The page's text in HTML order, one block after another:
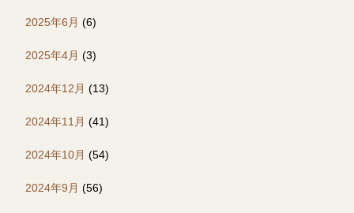
2025年6月 (6)
2025年4月 (3)
2024年12月 (13)
2024年11月 (41)
2024年10月 (54)
2024年9月 (56)